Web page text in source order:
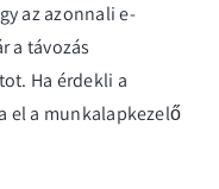
az azonnali e-
a távozás
Ha érdekli a
el a munkalapkezelő